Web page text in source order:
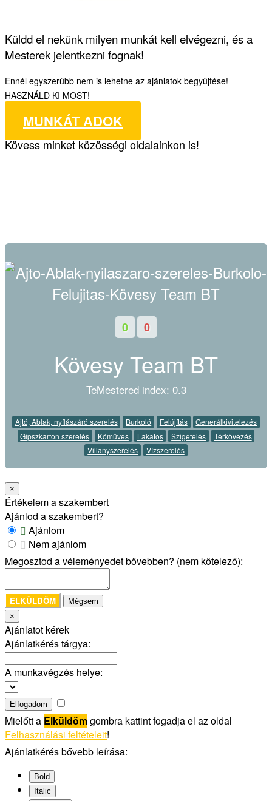
Küldd el nekünk milyen munkát kell elvégezni, és a
Mesterek jelentkezni fognak!
Ennél egyszerűbb nem is lehetne az ajánlatok begyűjtése!
HASZNÁLD KI MOST!
MUNKÁT ADOK
Kövess minket közösségi oldalainkon is!
0 0
Kövesy Team BT
TeMestered index: 0.3
Ajtó, Ablak, nyílászáró szerelés Burkoló Felújítás
Generálkivitelezés
Gipszkarton szerelés
Kőműves Lakatos Szigetelés
Térkövezés
Villanyszerelés
Vízszerelés
×
Értékelem a szakembert
Ajánlod a szakembert?
Ajánlom
Nem ajánlom
Megosztod a véleményedet bővebben? (nem kötelező):
ELKÜLDÖM
Mégsem
×
Ajánlatot kérek
Ajánlatkérés tárgya:
A munkavégzés helye:
Elfogadom
Mielőtt a Elküldömgombra kattint fogadja el az oldal
Felhasználási feltételeit!
Ajánlatkérés bővebb leírása:
Bold
Italic